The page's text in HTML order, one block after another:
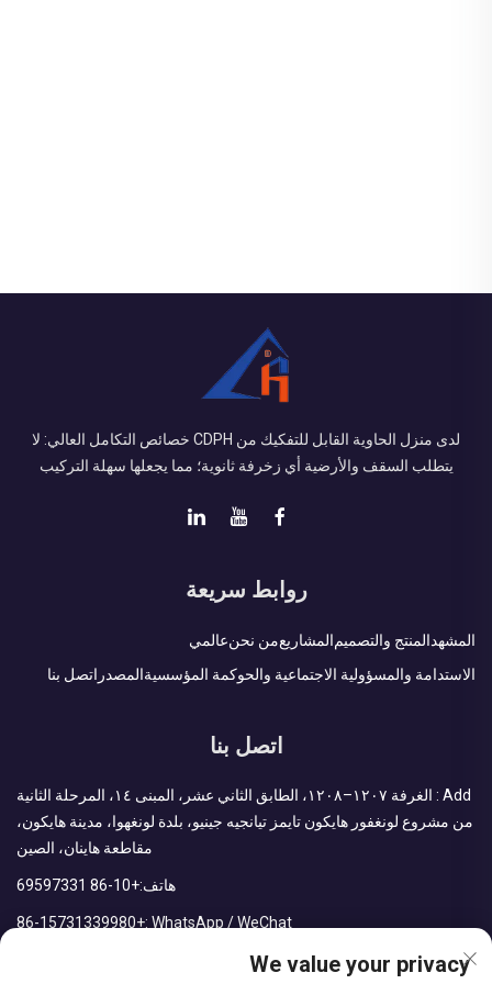
لدى منزل الحاوية القابل للتفكيك من CDPH خصائص التكامل العالي: لا
يتطلب السقف والأرضية أي زخرفة ثانوية؛ مما يجعلها سهلة التركيب
روابط سريعة
المشهدالمنتج والتصميمالمشاريعمن نحنعالمي
الاستدامة والمسؤولية الاجتماعية والحوكمة المؤسسيةالمصدر اتصل بنا
اتصل بنا
Add : الغرفة ١٢٠٧–١٢٠٨، الطابق الثاني عشر، المبنى ١٤، المرحلة الثانية
من مشروع لونغفور هايكون تايمز تيانجيه جينيو، بلدة لونغهوا، مدينة هايكون،
مقاطعة هاينان، الصين
هاتف:+86-10 69597331
WhatsApp / WeChat :
+86-15731339980
البريد الإلكتروني:We value your privacy